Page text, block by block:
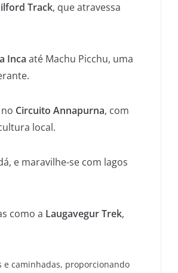
Track, que atravessa
Inca até Machu Picchu, uma
Circuito Annapurna, com
local.
e maravilhe-se com lagos
como a Laugavegur Trek,
e caminhadas, proporcionando